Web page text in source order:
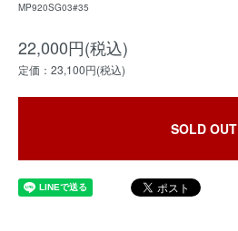
MP920SG03#35
22,000円(税込)
定価：23,100円(税込)
SOLD OUT